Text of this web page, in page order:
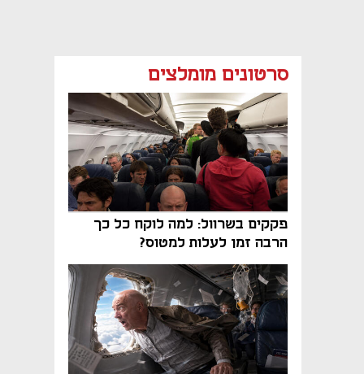
סרטונים מומלצים
פקקים בשרוול: למה לוקח כל כך
הרבה זמן לעלות למטוס?